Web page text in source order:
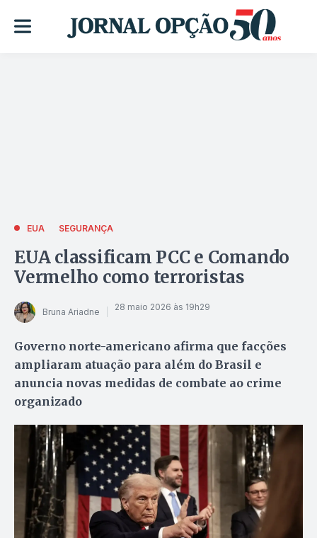
EUA SEGURANÇA
EUA classificam PCC e Comando
Vermelho como terroristas
Bruna Ariadne 28 maio 2026 às 19h29
Governo norte-americano afirma que facções
ampliaram atuação para além do Brasil e
anuncia novas medidas de combate ao crime
organizado